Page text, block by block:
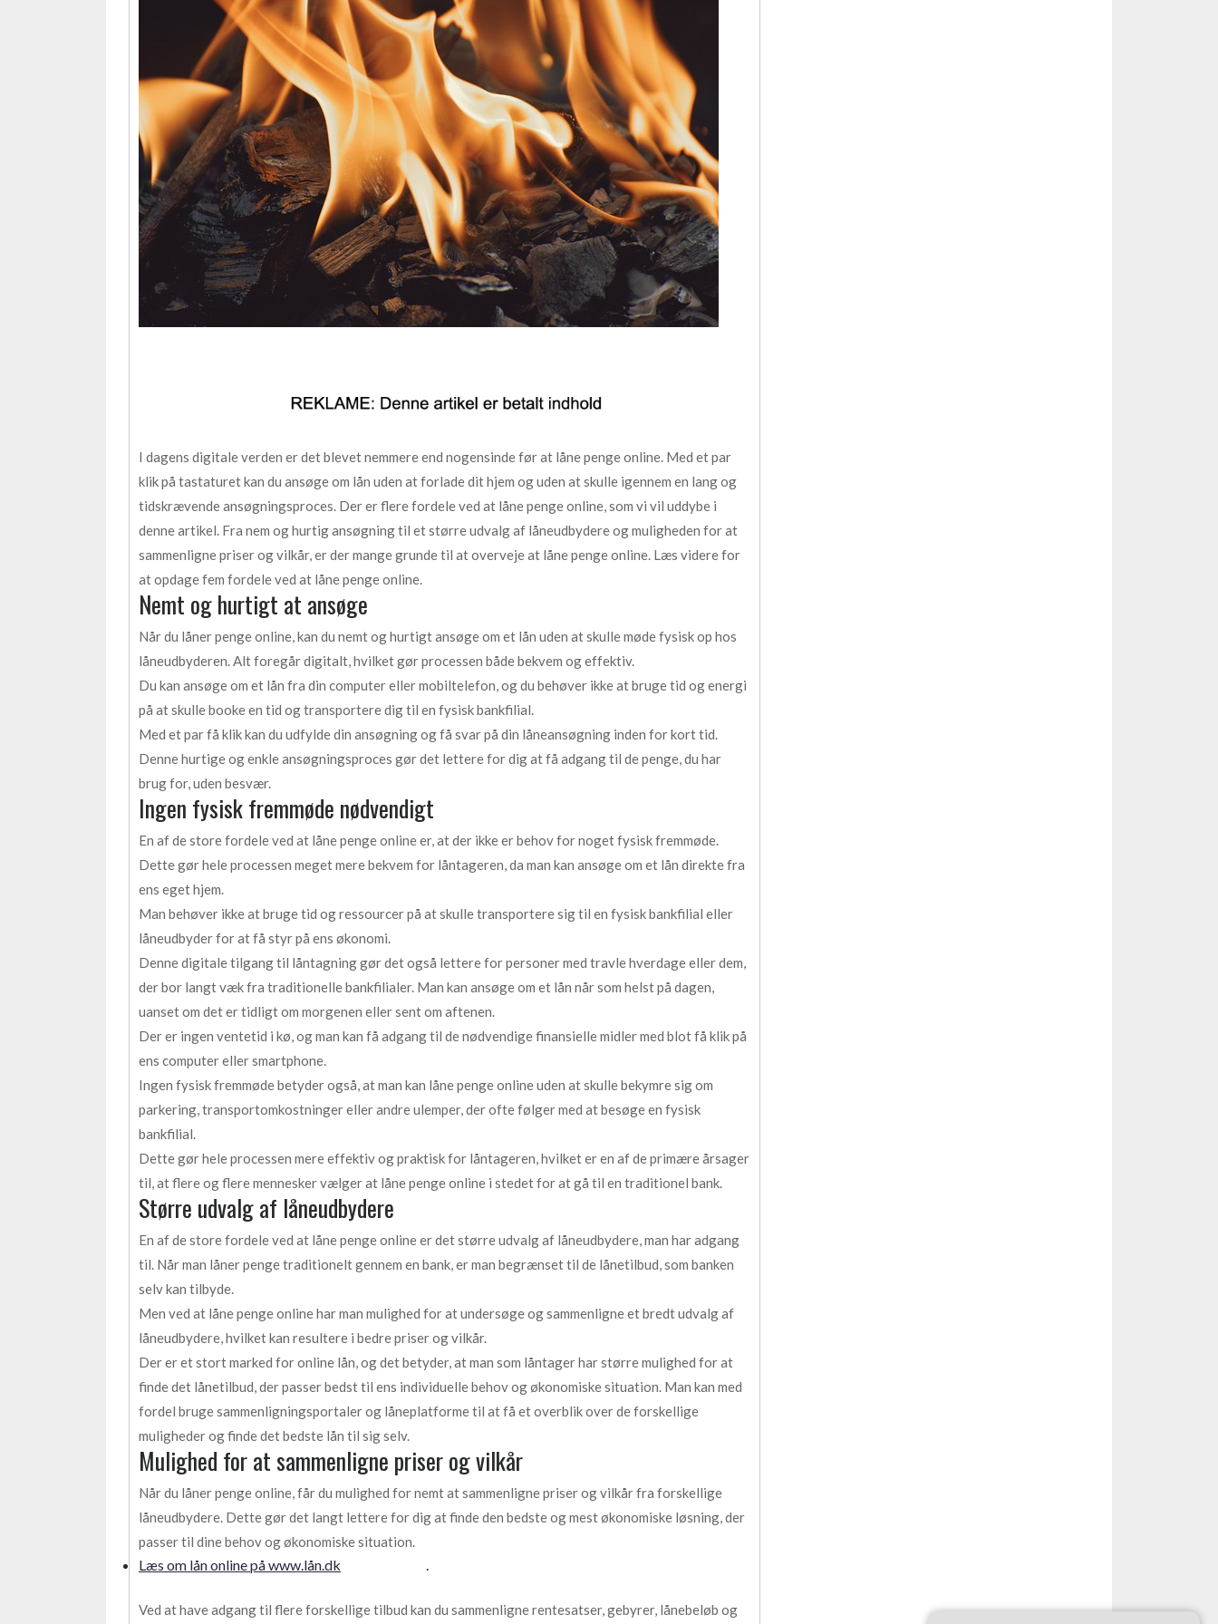
I dagens digitale verden er det blevet nemmere end nogensinde før at låne penge online. Med et par
klik på tastaturet kan du ansøge om lån uden at forlade dit hjem og uden at skulle igennem en lang og
tidskrævende ansøgningsproces. Der er flere fordele ved at låne penge online, som vi vil uddybe i
denne artikel. Fra nem og hurtig ansøgning til et større udvalg af låneudbydere og muligheden for at
sammenligne priser og vilkår, er der mange grunde til at overveje at låne penge online. Læs videre for
at opdage fem fordele ved at låne penge online.
Nemt og hurtigt at ansøge
Når du låner penge online, kan du nemt og hurtigt ansøge om et lån uden at skulle møde fysisk op hos
låneudbyderen. Alt foregår digitalt, hvilket gør processen både bekvem og effektiv.
Du kan ansøge om et lån fra din computer eller mobiltelefon, og du behøver ikke at bruge tid og energi
på at skulle booke en tid og transportere dig til en fysisk bankfilial.
Med et par få klik kan du udfylde din ansøgning og få svar på din låneansøgning inden for kort tid.
Denne hurtige og enkle ansøgningsproces gør det lettere for dig at få adgang til de penge, du har
brug for, uden besvær.
Ingen fysisk fremmøde nødvendigt
En af de store fordele ved at låne penge online er, at der ikke er behov for noget fysisk fremmøde.
Dette gør hele processen meget mere bekvem for låntageren, da man kan ansøge om et lån direkte fra
ens eget hjem.
Man behøver ikke at bruge tid og ressourcer på at skulle transportere sig til en fysisk bankfilial eller
låneudbyder for at få styr på ens økonomi.
Denne digitale tilgang til låntagning gør det også lettere for personer med travle hverdage eller dem,
der bor langt væk fra traditionelle bankfilialer. Man kan ansøge om et lån når som helst på dagen,
uanset om det er tidligt om morgenen eller sent om aftenen.
Der er ingen ventetid i kø, og man kan få adgang til de nødvendige finansielle midler med blot få klik på
ens computer eller smartphone.
Ingen fysisk fremmøde betyder også, at man kan låne penge online uden at skulle bekymre sig om
parkering, transportomkostninger eller andre ulemper, der ofte følger med at besøge en fysisk
bankfilial.
Dette gør hele processen mere effektiv og praktisk for låntageren, hvilket er en af de primære årsager
til, at flere og flere mennesker vælger at låne penge online i stedet for at gå til en traditionel bank.
Større udvalg af låneudbydere
En af de store fordele ved at låne penge online er det større udvalg af låneudbydere, man har adgang
til. Når man låner penge traditionelt gennem en bank, er man begrænset til de lånetilbud, som banken
selv kan tilbyde.
Men ved at låne penge online har man mulighed for at undersøge og sammenligne et bredt udvalg af
låneudbydere, hvilket kan resultere i bedre priser og vilkår.
Der er et stort marked for online lån, og det betyder, at man som låntager har større mulighed for at
finde det lånetilbud, der passer bedst til ens individuelle behov og økonomiske situation. Man kan med
fordel bruge sammenligningsportaler og låneplatforme til at få et overblik over de forskellige
muligheder og finde det bedste lån til sig selv.
Mulighed for at sammenligne priser og vilkår
Når du låner penge online, får du mulighed for nemt at sammenligne priser og vilkår fra forskellige
låneudbydere. Dette gør det langt lettere for dig at finde den bedste og mest økonomiske løsning, der
passer til dine behov og økonomiske situation.
Læs om lån online på www.lån.dk .
Ved at have adgang til flere forskellige tilbud kan du sammenligne rentesatser, gebyrer, lånebeløb og